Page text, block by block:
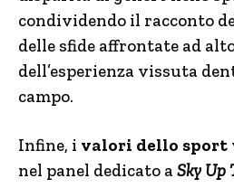
condividendo il racconto
delle sfide affrontate ad
dell’esperienza vissuta
campo.
Infine, i valori dello sport
nel panel dedicato aSky Up